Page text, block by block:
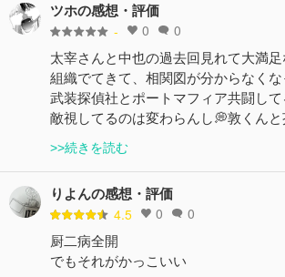
ツホの感想・評価
- 0 0
太宰さんと中也の過去回見れて大満
組織でてきて、相関図が分からなく
武装探偵社とポートマフィア共闘し
敵視してるのは変わらんし💭敦くん
>>続きを読む
りよんの感想・評価
4.5 0 0
厨二病全開
でもそれがかっこいい